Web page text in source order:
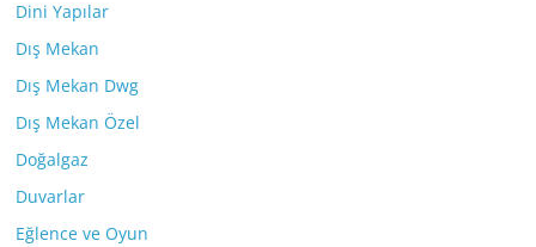
Dini Yapılar
Dış Mekan
Dış Mekan Dwg
Dış Mekan Özel
Doğalgaz
Duvarlar
Eğlence ve Oyun